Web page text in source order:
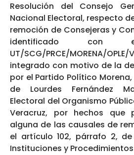
Resolución del Consejo
Nacional Electoral, respecto
remoción de Consejeras y
identificado con
UT/SCG/PRCE/MORENA/OPLE/
integrado con motivo de la
por el Partido Político
de Lourdes Fernández
Electoral del Organismo
Veracruz, por hechos que
alguna de las causales de
el artículo 102, párrafo 2,
Instituciones y